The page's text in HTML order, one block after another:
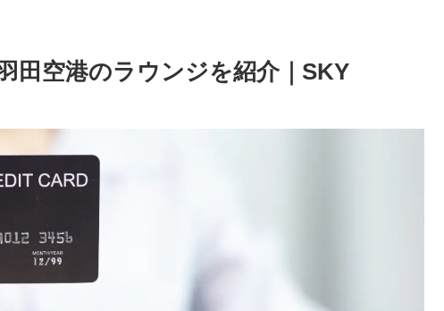
田空港のラウンジを紹介｜SKY